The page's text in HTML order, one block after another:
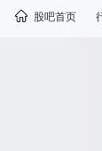
股吧首页